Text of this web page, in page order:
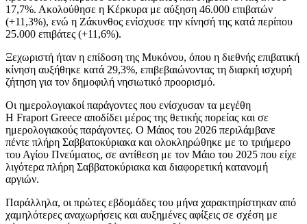
17,7%. Ακολούθησε η Κέρκυρα με αύξηση 46.000 επιβατών
(+11,3%), ενώ η Ζάκυνθος ενίσχυσε την κίνησή της κατά περίπου
25.000 επιβάτες (+11,6%).
Ξεχωριστή ήταν η επίδοση της Μυκόνου, όπου η διεθνής επιβατική
κίνηση αυξήθηκε κατά 29,3%, επιβεβαιώνοντας τη διαρκή ισχυρή
ζήτηση για τον δημοφιλή νησιωτικό προορισμό.
Οι ημερολογιακοί παράγοντες που ενίσχυσαν τα μεγέθη
Η Fraport Greece αποδίδει μέρος της θετικής πορείας και σε
ημερολογιακούς παράγοντες. Ο Μάιος του 2026 περιλάμβανε
πέντε πλήρη Σαββατοκύριακα και ολοκληρώθηκε με το τριήμερο
του Αγίου Πνεύματος, σε αντίθεση με τον Μάιο του 2025 που είχε
λιγότερα πλήρη Σαββατοκύριακα και διαφορετική κατανομή
αργιών.
Παράλληλα, οι πρώτες εβδομάδες του μήνα χαρακτηρίστηκαν από
χαμηλότερες αναχωρήσεις και αυξημένες αφίξεις σε σχέση με